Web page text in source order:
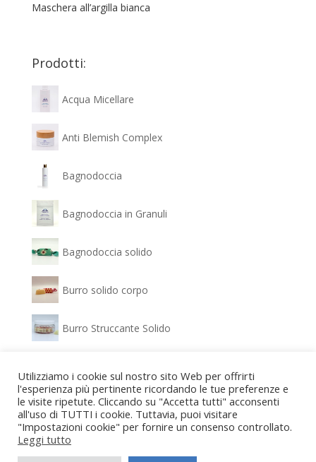
Maschera all’argilla bianca
Prodotti:
Acqua Micellare
Anti Blemish Complex
Bagnodoccia
Bagnodoccia in Granuli
Bagnodoccia solido
Burro solido corpo
Burro Struccante Solido
Confezione regalo Bagnodoccia e Gel idratante
Confezione regalo Detergente viso e Crema
idratante
Utilizziamo i cookie sul nostro sito Web per offrirti
l'esperienza più pertinente ricordando le tue preferenze e
le visite ripetute. Cliccando su "Accetta tutti" acconsenti
all'uso di TUTTI i cookie. Tuttavia, puoi visitare
"Impostazioni cookie" per fornire un consenso controllato.
Leggi tutto